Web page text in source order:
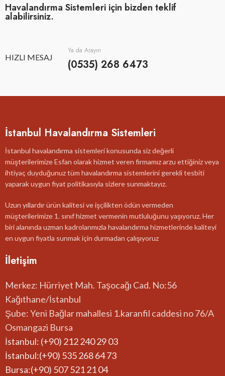
Havalandırma Sistemleri için bizden teklif
alabilirsiniz.
HIZLI MESAJ
Ya da Arayın
(0535) 268 6473
İstanbul Havalandırma Sistemleri
İstanbul havalandırma sistemleri konusunda siz değerli
müşterilerimize Esfan olarak hizmet veren firmamız arzu ettiğiniz veya
ihtiyaç duyduğunuz tüm havalandırma sistemlerini gerekli tesbiti
yaparak uygun fiyat politikasıyla sizlere sunmaktayız.
Uzun yıllardır ürün kalitesi ve işçilikten ödün vermeden
müşterilerimize 1. sınıf hizmet vermenin mutluluğunu yaşıyoruz. Her
biri alanında uzman kadrolarımızla havalandırma hizmetlerinde kaliteyi
en uygun fiyatla sunmak için durmadan çalışıyoruz
İletişim
Merkez: Hürriyet Mah. Taşocağı Cad. No:56
Kağıthane/İstanbul
Şube: Yeni Bağlar mahallesi 1.karanfil caddesi no 76/A
Osmangazi Bursa
İstanbul: (+90) 212 240 29 03
İstanbul:(+90) 535 268 64 73
Bursa:(+90) 507 521 21 04